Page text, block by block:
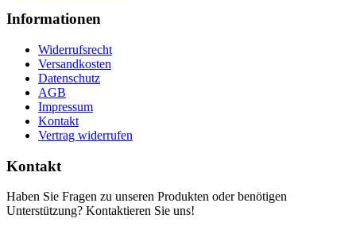
Informationen
Widerrufsrecht
Versandkosten
Datenschutz
AGB
Impressum
Kontakt
Vertrag widerrufen
Kontakt
Haben Sie Fragen zu unseren Produkten oder benötigen
Unterstützung? Kontaktieren Sie uns!